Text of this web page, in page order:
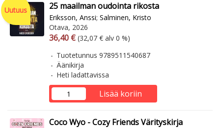
Uutuus 25 maailman oudointa rikosta
Eriksson, Anssi; Salminen, Kristo
Otava, 2026
Arvonlisäverollinen hinta
36,40 € Arvonlisäveroton hinta
(32,07 € alv 0 %)
Tuotetunnus 9789511540687
Äänikirja
Heti ladattavissa
Lisää koriin
Coco Wyo - Cozy Friends Värityskirja